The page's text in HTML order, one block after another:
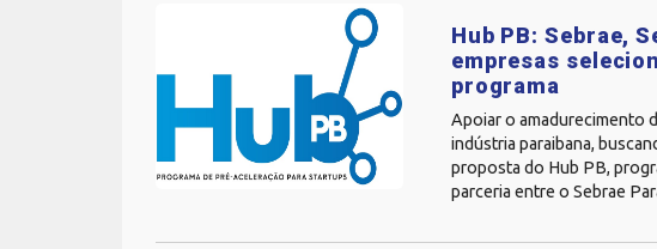
Hub PB: Sebrae,
empresas
programa
Apoiar o amadurecimento
indústria paraibana,
proposta do Hub PB,
parceria entre o Sebrae